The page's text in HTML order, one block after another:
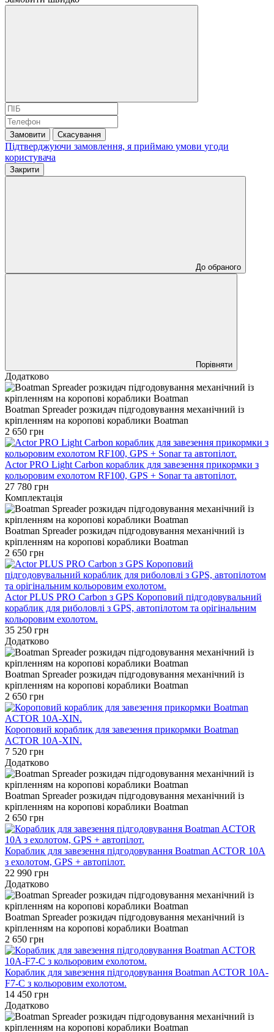
Замовити Скасування
Підтверджуючи замовлення, я приймаю умови угоди
користувача
Закрити
До обраного
Порівняти
Додатково
Boatman Spreader розкидач підгодовування механічний із
кріпленням на коропові кораблики Boatman
2 650 грн
Actor PRO Light Carbon кораблик для завезення прикормки з
кольоровим ехолотом RF100, GPS + Sonar та автопілот.
27 780 грн
Комплектація
Boatman Spreader розкидач підгодовування механічний із
кріпленням на коропові кораблики Boatman
2 650 грн
Actor PLUS PRO Carbon з GPS Короповий підгодовувальний
кораблик для риболовлі з GPS, автопілотом та орігінальним
кольоровим ехолотом.
35 250 грн
Додатково
Boatman Spreader розкидач підгодовування механічний із
кріпленням на коропові кораблики Boatman
2 650 грн
Короповий кораблик для завезення прикормки Boatman
ACTOR 10A-XIN.
7 520 грн
Додатково
Boatman Spreader розкидач підгодовування механічний із
кріпленням на коропові кораблики Boatman
2 650 грн
Кораблик для завезення підгодовування Boatman ACTOR 10A
з ехолотом, GPS + автопілот.
22 990 грн
Додатково
Boatman Spreader розкидач підгодовування механічний із
кріпленням на коропові кораблики Boatman
2 650 грн
Кораблик для завезення підгодовування Boatman ACTOR 10A-
F7-С з кольоровим ехолотом.
14 450 грн
Додатково